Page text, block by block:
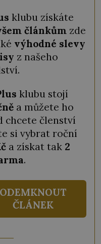
klubu získáte
článkům zde
výhodné slevy
z našeho
klubu stojí
a můžete ho
chcete členství
si vybrat roční
a získat tak 2
.
ODEMKNOUT
ČLÁNEK